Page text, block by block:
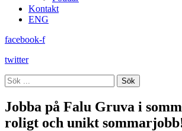
Kontakt
ENG
facebook-f
twitter
Sök
Jobba på Falu Gruva i
roligt och unikt